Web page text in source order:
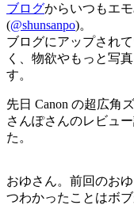
ブログからいつもエ
(@shunsanpo)。
ブログにアップされ
く、物欲やもっと写
す。
先日 Canon の超広角
さんぽさんのレビュ
た。
おゆさん。前回のお
つわかったことはボ